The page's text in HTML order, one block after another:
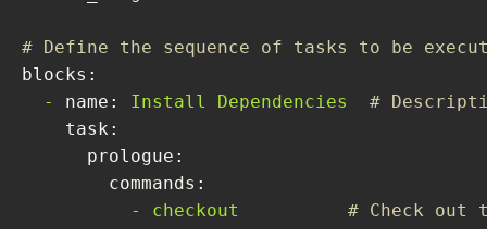
# Define the sequence of tasks to be
blocks:
-
name: Install Dependencies
#
task:
prologue:
commands:
-
checkout
# Check out